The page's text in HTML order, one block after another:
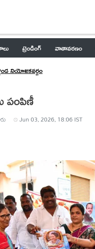
ట్రెండింగ్ వాతావరణం
నియోజకవర్గం
పంపిణీ
Jun 03, 2026, 18:06 IST